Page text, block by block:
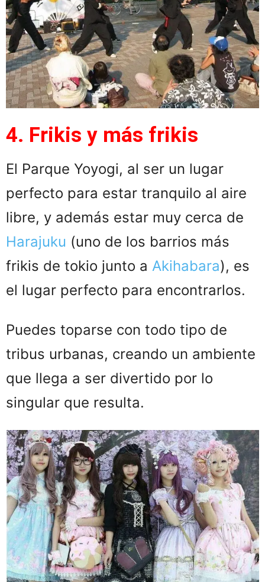
4. Frikis y más frikis
El Parque Yoyogi, al ser un lugar
perfecto para estar tranquilo al aire
libre, y además estar muy cerca de
Harajuku (uno de los barrios más
frikis de tokio junto a Akihabara), es
el lugar perfecto para encontrarlos.
Puedes toparse con todo tipo de
tribus urbanas, creando un ambiente
que llega a ser divertido por lo
singular que resulta.